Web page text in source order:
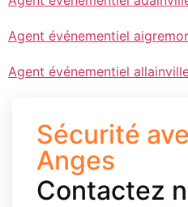
Agent événementiel
Agent événementiel
Sécurité
Anges
Contactez